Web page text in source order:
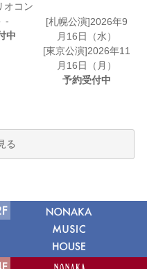
オコン
-
中
[札幌公演]2026年9
月16日（水）
[東京公演]2026年11
月16日（月）
予約受付中
る